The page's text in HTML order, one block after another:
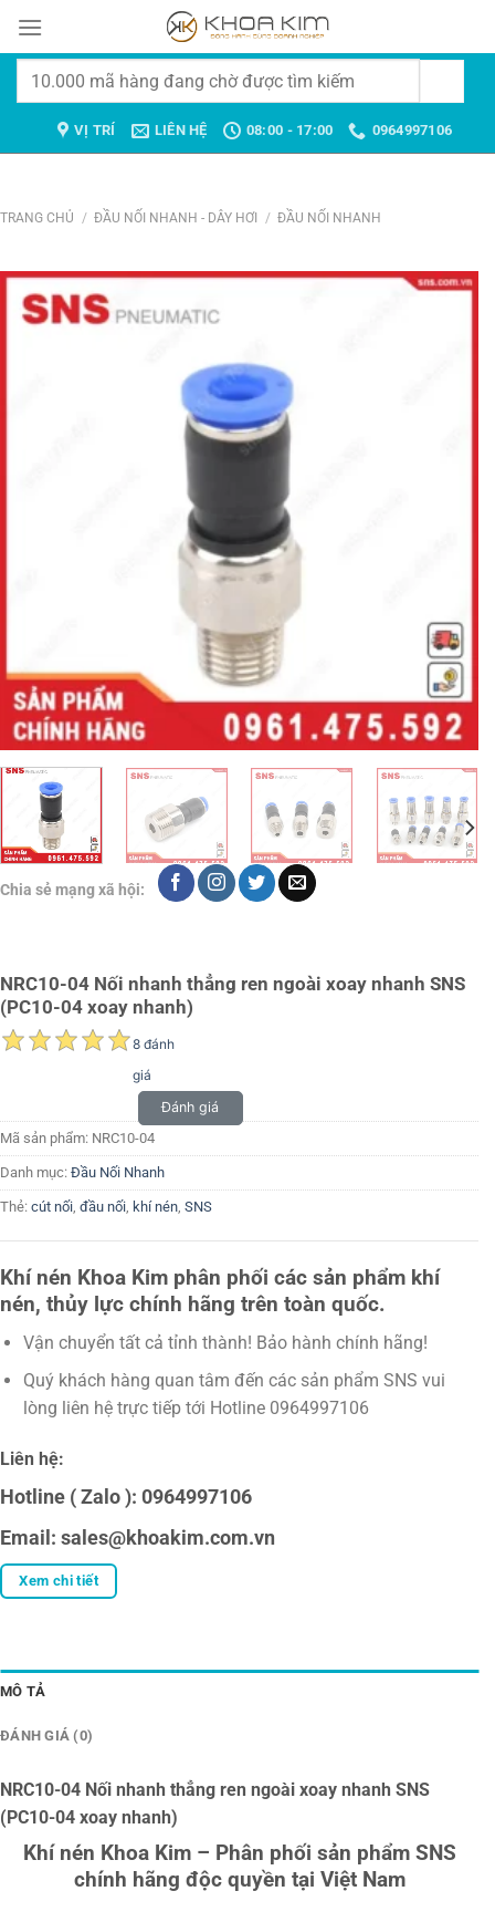
đến
Tìm
VỊ TRÍ LIÊN HỆ 08:00 - 17:00 0964997106
TRANG CHỦ / ĐẦU NỐI NHANH - DÂY HƠI / ĐẦU NỐI NHANH
Chia sẻ mạng xã hội:
NRC10-04 Nối nhanh thẳng ren ngoài xoay nhanh SNS
(PC10-04 xoay nhanh)
8 đánh
giá
Đánh giá
Mã sản phẩm: NRC10-04
Danh mục: Đầu Nối Nhanh
Thẻ: cút nối, đầu nối, khí nén, SNS
Khí nén Khoa Kim phân phối các sản phẩm khí
nén, thủy lực chính hãng trên toàn quốc.
Vận chuyển tất cả tỉnh thành! Bảo hành chính hãng!
Quý khách hàng quan tâm đến các sản phẩm SNS vui
lòng liên hệ trực tiếp tới Hotline 0964997106
Liên hệ:
Hotline ( Zalo ): 0964997106
Email: sales@khoakim.com.vn
Xem chi tiết
MÔ TẢ
ĐÁNH GIÁ (0)
NRC10-04 Nối nhanh thẳng ren ngoài xoay nhanh SNS
(PC10-04 xoay nhanh)
Khí nén Khoa Kim – Phân phối sản phẩm SNS
chính hãng độc quyền tại Việt Nam